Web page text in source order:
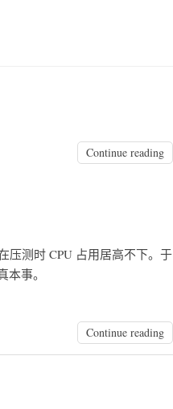
Continue reading
压测时 CPU 占用居高不下。于
事。
Continue reading